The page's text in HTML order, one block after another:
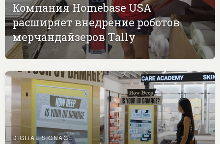
Компания Homebase USA
расширяет внедрение роботов
мерчандайзеров Tally
DIGITAL SIGNAGE